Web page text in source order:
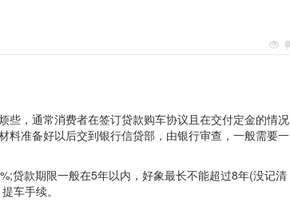
，通常消费者在签订贷款购车协议且在交付定金的情况
料准备好以后交到银行信贷部，由银行审查，一般需要一
款期限一般在5年以内，好象最长不能超过8年(没记清
车手续。